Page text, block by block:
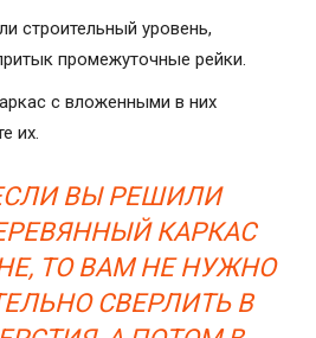
строительный уровень,
промежуточные рейки.
с вложенными в них
их.
ВЫ РЕШИЛИ
КАРКАС
ТО ВАМ НЕ НУЖНО
СВЕРЛИТЬ В